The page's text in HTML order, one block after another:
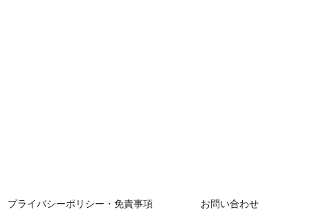
プライバシーポリシー・免責事項 お問い合わせ